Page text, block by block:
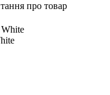
про товар